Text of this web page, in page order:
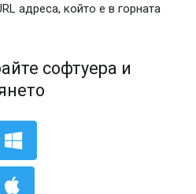
адреса, който е в горната
софтуера и